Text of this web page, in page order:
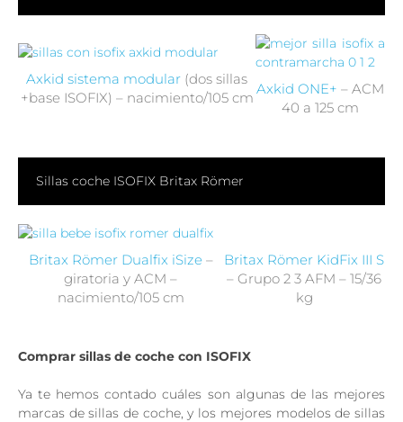
Axkid sistema modular (dos sillas
+base ISOFIX) – nacimiento/105 cm
Axkid ONE+ – ACM
40 a 125 cm
Sillas coche ISOFIX Britax Römer
Britax Römer Dualfix iSize–
giratoria y ACM –
nacimiento/105 cm
Britax Römer KidFix III S
– Grupo 2 3 AFM – 15/36
kg
Comprar sillas de coche con ISOFIX
Ya te hemos contado cuáles son algunas de las mejores
marcas de sillas de coche, y los mejores modelos de sillas